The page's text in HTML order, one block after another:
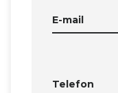
E-mail
Telefon